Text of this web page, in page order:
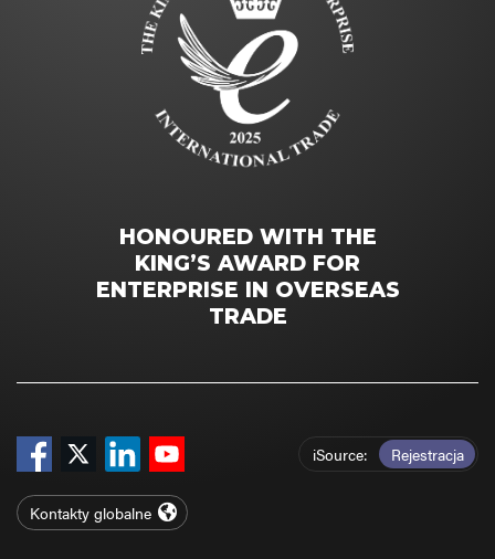
HONOURED WITH THE
KING’S AWARD FOR
ENTERPRISE IN OVERSEAS
TRADE
iSource Rejestracja
Kontakty globalne